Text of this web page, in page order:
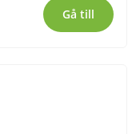
Gå till